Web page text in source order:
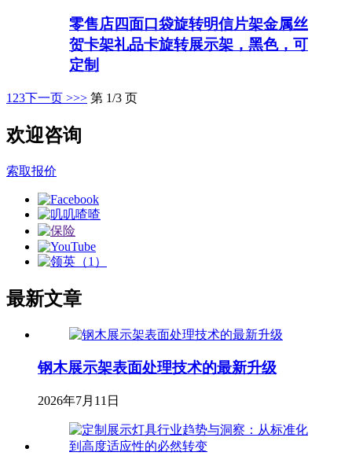
零售店四面口袋旋转明信片架金属丝
贺卡架礼品卡旋转展示架，黑色，可
定制
1 23下一页 >>> 第 1/3 页
欢迎咨询
索取报价
最新文章
钢木展示架表面处理技术的最新升级
2026年7月11日